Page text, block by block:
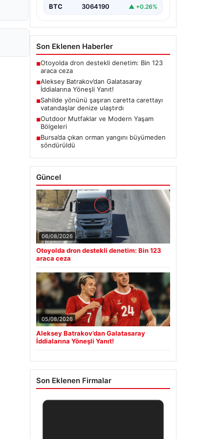
BTC 3064190 ▲ +0.26%
Son Eklenen Haberler
■Otoyolda dron destekli denetim: Bin 123
araca ceza
■Aleksey Batrakov’dan Galatasaray
İddialarına Yöneşli Yanıt!
■Sahilde yönünü şaşıran caretta carettayı
vatandaşlar denize ulaştırdı
■Outdoor Mutfaklar ve Modern Yaşam
Bölgeleri
■Bursa’da çıkan orman yangını büyümeden
söndürüldü
Güncel
06/08/2026
Otoyolda dron destekli denetim: Bin 123
araca ceza
05/08/2026
Aleksey Batrakov’dan Galatasaray
İddialarına Yöneşli Yanıt!
Son Eklenen Firmalar